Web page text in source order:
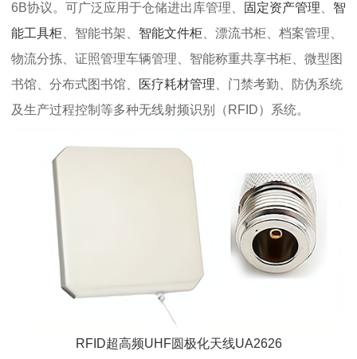
6B协议。可广泛应用于仓储进出库管理、
固定资产管理
智
能工具柜 、智能书架、 智能文件柜 、漂流书柜、档案管理、
物流分拣、证照管理车辆管理、智能称重共享书柜、微型图
书馆、分布式图书馆、
医疗耗材管理 、门禁考勤、防伪系统
及生产过程控制等多种无线射频识别（RFID）系统。
RFID超高频UHF圆极化天线UA2626